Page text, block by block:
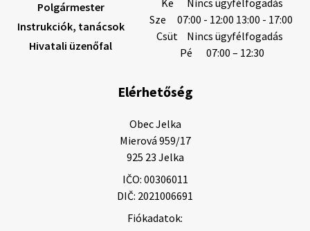
Helyi közlemények: 2026.08.03.
Gyászhirdetések: 2026.08.3. 1/ Tisztelt Lakosság!
temetési szertartás 2026. augusz…
3. augusztus 2026 08:44
Gyászhirdetés: 2026.07.31.
Polgármester
Instrukciók, tanácsok
Hivatali üzenőfal
Ke
Nincs ügyfélfogadás
Sze
07:00 - 12:00 13:00 - 17:00
Csüt
Nincs ügyfélfogadás
Pé
07:00 – 12:30
Elérhetőség
Obec Jelka
Mierová 959/17
925 23 Jelka
IČO: 00306011
DIČ: 2021006691
Fiókadatok: